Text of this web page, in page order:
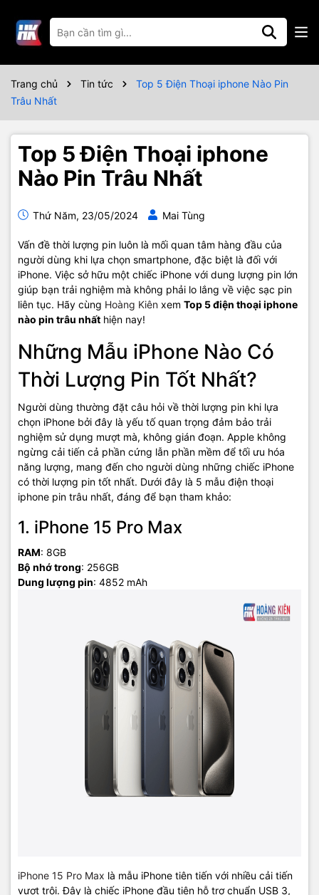
Trang chủ Tin tức
Top 5 Điện Thoại iphone Nào Pin
Trâu Nhất
Top 5 Điện Thoại iphone
Nào Pin Trâu Nhất
Thứ Năm, 23/05/2024 Mai Tùng
Vấn đề thời lượng pin luôn là mối quan tâm hàng đầu của
người dùng khi lựa chọn smartphone, đặc biệt là đối với
iPhone. Việc sở hữu một chiếc iPhone với dung lượng pin lớn
giúp bạn trải nghiệm mà không phải lo lắng về việc sạc pin
liên tục. Hãy cùng Hoàng Kiên xem Top 5điện thoại iphone
nào pin trâu nhất hiện nay!
Những Mẫu iPhone Nào Có
Thời Lượng Pin Tốt Nhất?
Người dùng thường đặt câu hỏi về thời lượng pin khi lựa
chọn iPhone bởi đây là yếu tố quan trọng đảm bảo trải
nghiệm sử dụng mượt mà, không gián đoạn. Apple không
ngừng cải tiến cả phần cứng lẫn phần mềm để tối ưu hóa
năng lượng, mang đến cho người dùng những chiếc iPhone
có thời lượng pin tốt nhất. Dưới đây là 5 mẫu điện thoại
iphone pin trâu nhất, đáng để bạn tham khảo:
1. iPhone 15 Pro Max
RAM: 8GB
Bộ nhớ trong: 256GB
Dung lượng pin: 4852 mAh
iPhone 15 Pro Max là mẫu iPhone tiên tiến với nhiều cải tiến
vượt trội. Đây là chiếc iPhone đầu tiên hỗ trợ chuẩn USB 3,